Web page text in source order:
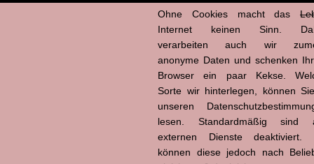
Ohne Cookies macht das
Internet keinen Sinn.
verarbeiten auch wir
anonyme Daten und schenken
Browser ein paar Kekse.
Sorte wir hinterlegen, können
unseren
lesen. Standardmäßig sind
externen Dienste deaktiviert.
können diese jedoch nach